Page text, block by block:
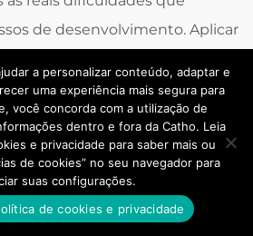
de desenvolvimento. Aplicar
ajudar nesse sentido.
nosso post sobre as
Gostaríamos de reforçar a
investir no oferecimento
e desenvolvimento,
a personalizar conteúdo, adaptar e
uma experiência mais segura para
você concorda com a utilização de
dentro e fora da Catho. Leia
e privacidade para saber mais ou
de cookies” no seu navegador para
suas configurações.
de cookies e privacidade